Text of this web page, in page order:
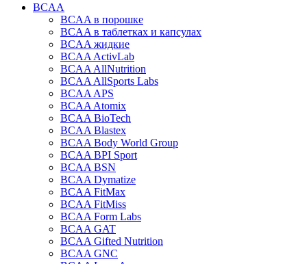
BCAA
BCAA в порошке
BCAA в таблетках и капсулах
BCAA жидкие
BCAA ActivLab
BCAA AllNutrition
BCAA AllSports Labs
BCAA APS
BCAA Atomix
BCAA BioTech
BCAA Blastex
BCAA Body World Group
BCAA BPI Sport
BCAA BSN
BCAA Dymatize
BCAA FitMax
BCAA FitMiss
BCAA Form Labs
BCAA GAT
BCAA Gifted Nutrition
BCAA GNC